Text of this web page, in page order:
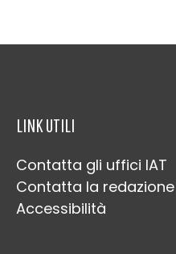
LINK UTILI
Contatta gli uffici IAT
Contatta la redazione
Accessibilità